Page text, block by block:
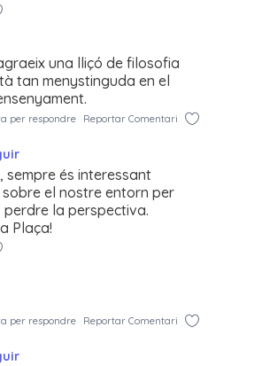
una lliçó de filosofia
tan menystinguda en el
per respondre Reportar Comentari
sempre és interessant
el nostre entorn per
la perspectiva.
Plaça!
per respondre Reportar Comentari